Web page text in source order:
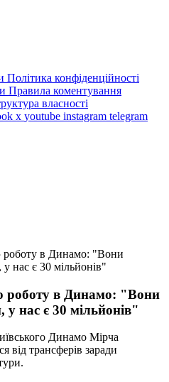
Політика конфіденційності
Правила коментування
власності
x youtube instagram telegram
роботу в Динамо: "Вони
нас є 30 мільйонів"
роботу в Динамо: "Вони
у нас є 30 мільйонів"
Динамо Мірча
від трансферів заради